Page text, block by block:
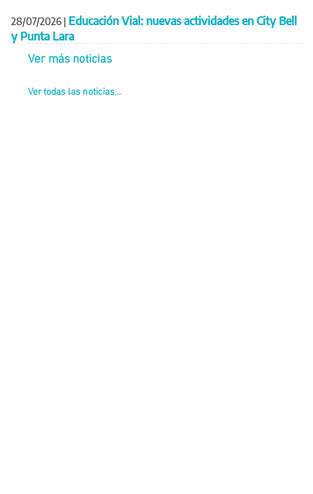
28/07/2026 | Educación Vial: nuevas actividades en City Bell
y Punta Lara
Ver más noticias
Ver todas las noticias...